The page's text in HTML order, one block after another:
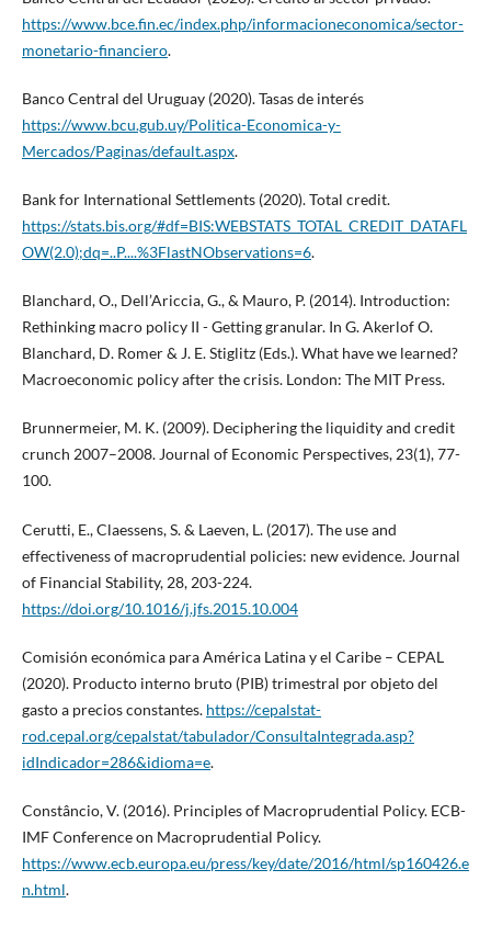
https://www.bce.fin.ec/index.php/informacioneconomica/sector-
monetario-financiero.
Banco Central del Uruguay (2020). Tasas de interés
https://www.bcu.gub.uy/Politica-Economica-y-
Mercados/Paginas/default.aspx.
Bank for International Settlements (2020). Total credit.
https://stats.bis.org/#df=BIS:WEBSTATS_TOTAL_CREDIT_DATAFL
OW(2.0);dq=..P....%3FlastNObservations=6.
Blanchard, O., Dell’Ariccia, G., & Mauro, P. (2014). Introduction:
Rethinking macro policy II - Getting granular. In G. Akerlof O.
Blanchard, D. Romer & J. E. Stiglitz (Eds.). What have we learned?
Macroeconomic policy after the crisis. London: The MIT Press.
Brunnermeier, M. K. (2009). Deciphering the liquidity and credit
crunch 2007–2008. Journal of Economic Perspectives, 23(1), 77-
100.
Cerutti, E., Claessens, S. & Laeven, L. (2017). The use and
effectiveness of macroprudential policies: new evidence. Journal
of Financial Stability, 28, 203-224.
https://doi.org/10.1016/j.jfs.2015.10.004
Comisión económica para América Latina y el Caribe – CEPAL
(2020). Producto interno bruto (PIB) trimestral por objeto del
gasto a precios constantes. https://cepalstat-
rod.cepal.org/cepalstat/tabulador/ConsultaIntegrada.asp?
idIndicador=286&idioma=e.
Constâncio, V. (2016). Principles of Macroprudential Policy. ECB-
IMF Conference on Macroprudential Policy.
https://www.ecb.europa.eu/press/key/date/2016/html/sp160426.e
n.html.